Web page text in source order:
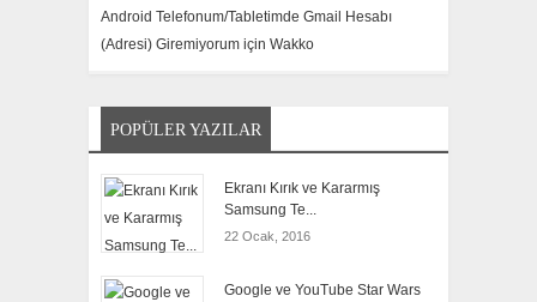
Android Telefonum/Tabletimde Gmail Hesabı
(Adresi) Giremiyorum için Wakko
POPÜLER YAZILAR
Ekranı Kırık ve Kararmış
Samsung Te...
22 Ocak, 2016
Google ve YouTube Star Wars